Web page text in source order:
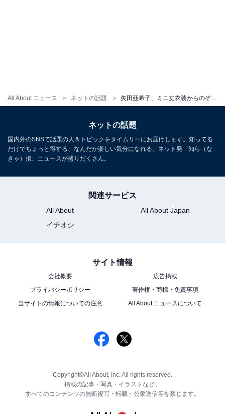
All About ニュース ネットの話題 矢田亜希子、ミニ丈衣装からのぞく二の腕＆パーフェクトな生脚に「美脚美人」「女神」と絶賛の声
ネットの話題
国内外のSNSで話題の人＆トピックをタイムリーにお届けします。知ってる
だけでちょっと得する、なんだか楽しい気分になれる、ネット発「知ら（な
きゃ）損」ニュースが盛りだくさん。
関連サービス
All About
All About Japan
イチオシ
サイト情報
会社概要
広告掲載
プライバシーポリシー
著作権・商標・免責事項
当サイトの情報についての注意
All About ニュースについて
Copyright©All About, Inc. All rights reserved.
掲載の記事・写真・イラストなど、
すべてのコンテンツの無断複写・転載・公衆送信等を禁じます。